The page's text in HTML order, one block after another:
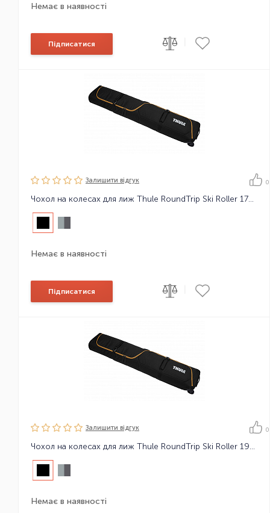
Немає в наявності
Підписатися
Залишити вiдгук 0
Чохол на колесах для лиж Thule RoundTrip Ski Roller 175cm
Немає в наявності
Підписатися
Залишити вiдгук 0
Чохол на колесах для лиж Thule RoundTrip Ski Roller 192cm
Немає в наявності